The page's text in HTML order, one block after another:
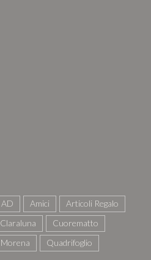
AD Amici
Articoli Regalo
Claraluna
Cuorematto
Morena Quadrifoglio